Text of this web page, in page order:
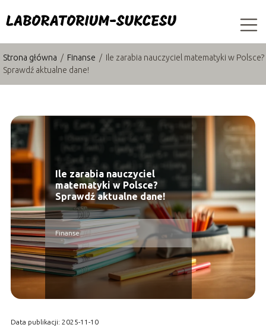
Strona główna / Finanse / Ile zarabia nauczyciel matematyki w Polsce?
Sprawdź aktualne dane!
Ile zarabia nauczyciel
matematyki w Polsce?
Sprawdź aktualne dane!
Finanse
Data publikacji: 2025-11-10